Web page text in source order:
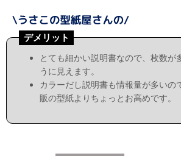
デメリット
とても細かい説明書なので、枚数が
うに見えます。
カラーだし説明書も情報量が多いの
販の型紙よりちょっとお高めです。